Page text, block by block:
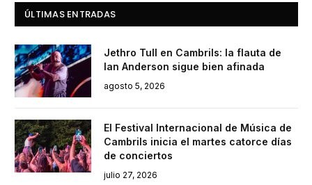
ÚLTIMAS ENTRADAS
Jethro Tull en Cambrils: la flauta de
Ian Anderson sigue bien afinada
agosto 5, 2026
El Festival Internacional de Música de
Cambrils inicia el martes catorce días
de conciertos
julio 27, 2026